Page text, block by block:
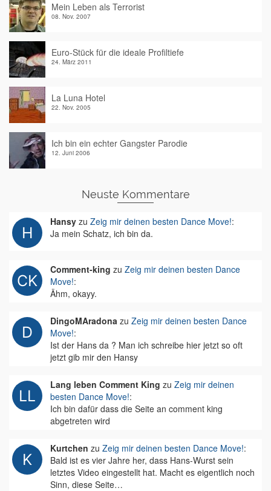
Mein Leben als Terrorist
08. Nov. 2007
Euro-Stück für die ideale Profiltiefe
24. März 2011
La Luna Hotel
22. Nov. 2005
Ich bin ein echter Gangster Parodie
12. Juni 2006
Neuste Kommentare
Hansy zu Zeig mir deinen besten Dance Move!:
Ja mein Schatz, ich bin da.
Comment-king zu Zeig mir deinen besten Dance
Move!:
Ähm, okayy.
DingoMAradona zu Zeig mir deinen besten Dance
Move!:
Ist der Hans da ? Man ich schreibe hier jetzt so oft
jetzt gib mir den Hansy
Lang leben Comment King zu Zeig mir deinen
besten Dance Move!:
Ich bin dafür dass die Seite an comment king
abgetreten wird
Kurtchen zu Zeig mir deinen besten Dance Move!:
Bald ist es vier Jahre her, dass Hans-Wurst sein
letztes Video eingestellt hat. Macht es eigentlich noch
Sinn, diese Seite…